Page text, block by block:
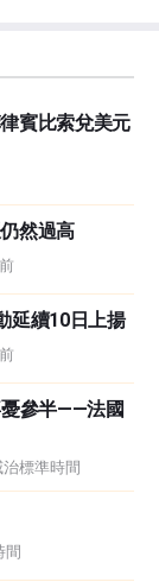
不對本頁連結的
中提到的任何股票
了FXStreet，作
任何損失，傷害
文作者和
。
賓比索兌美元
然過高
延續10日上揚
憂參半——法國
標準時間
間